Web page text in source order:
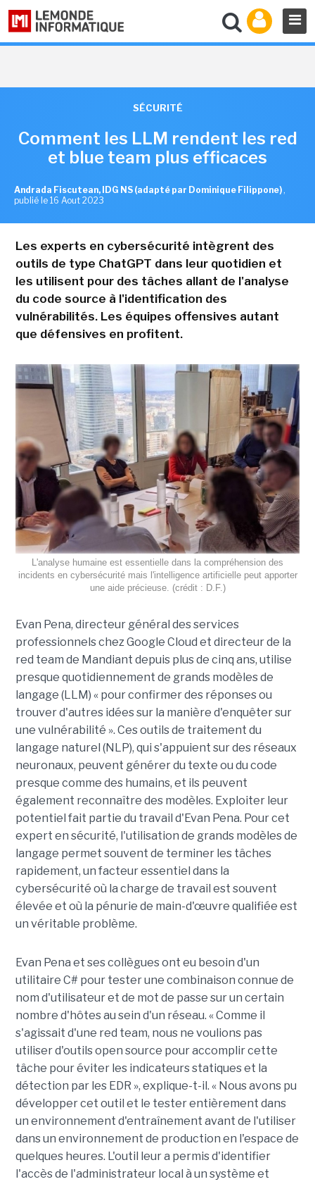
SÉCURITÉ
Comment les LLM rendent les red
et blue team plus efficaces
Andrada Fiscutean, IDG NS (adapté par Dominique Filippone) ,
publié le 16 Aout 2023
Les experts en cybersécurité intègrent des
outils de type ChatGPT dans leur quotidien et
les utilisent pour des tâches allant de l'analyse
du code source à l'identification des
vulnérabilités. Les équipes offensives autant
que défensives en profitent.
L'analyse humaine est essentielle dans la compréhension des
incidents en cybersécurité mais l'intelligence artificielle peut apporter
une aide précieuse. (crédit : D.F.)
Evan Pena, directeur général des services
professionnels chez Google Cloud et directeur de la
red team de Mandiant depuis plus de cinq ans, utilise
presque quotidiennement de grands modèles de
langage (LLM) « pour confirmer des réponses ou
trouver d'autres idées sur la manière d'enquêter sur
une vulnérabilité ». Ces outils de traitement du
langage naturel (NLP), qui s'appuient sur des réseaux
neuronaux, peuvent générer du texte ou du code
presque comme des humains, et ils peuvent
également reconnaître des modèles. Exploiter leur
potentiel fait partie du travail d'Evan Pena. Pour cet
expert en sécurité, l'utilisation de grands modèles de
langage permet souvent de terminer les tâches
rapidement, un facteur essentiel dans la
cybersécurité où la charge de travail est souvent
élevée et où la pénurie de main-d'œuvre qualifiée est
un véritable problème.
Evan Pena et ses collègues ont eu besoin d'un
utilitaire C# pour tester une combinaison connue de
nom d'utilisateur et de mot de passe sur un certain
nombre d'hôtes au sein d'un réseau. « Comme il
s'agissait d'une red team, nous ne voulions pas
utiliser d'outils open source pour accomplir cette
tâche pour éviter les indicateurs statiques et la
détection par les EDR », explique-t-il. « Nous avons pu
développer cet outil et le tester entièrement dans
un environnement d'entraînement avant de l'utiliser
dans un environnement de production en l'espace de
quelques heures. L'outil leur a permis d'identifier
l'accès de l'administrateur local à un système et